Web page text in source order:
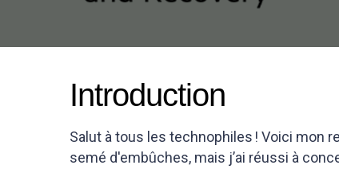
Introduction
Salut à tous les technophiles ! Voici mon
semé d'embûches, mais j’ai réussi à